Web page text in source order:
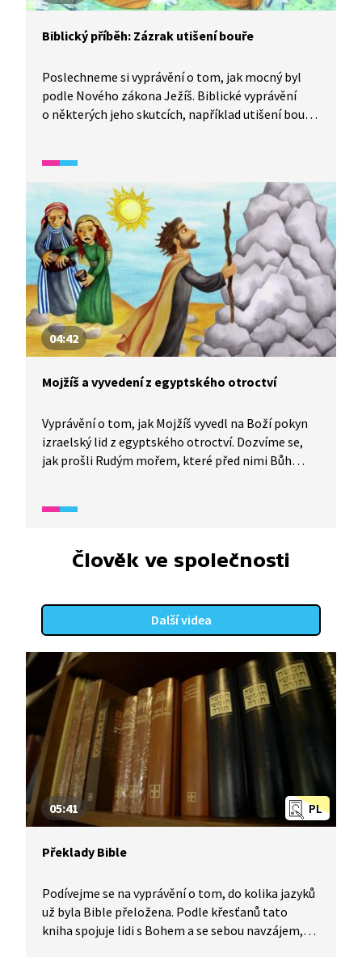
Biblický příběh: Zázrak utišení bouře
Poslechneme si vyprávění o tom, jak mocný byl
podle Nového zákona Ježíš. Biblické vyprávění
o některých jeho skutcích, například utišení bouře,
04:42
Mojžíš a vyvedení z egyptského otroctví
Vyprávění o tom, jak Mojžíš vyvedl na Boží pokyn
izraelský lid z egyptského otroctví. Dozvíme se,
jak prošli Rudým mořem, které před nimi Bůh
dozvíme.
Člověk ve společnosti
Další videa
PL
05:41
Překlady Bible
Podívejme se na vyprávění o tom, do kolika jazyků
už byla Bible přeložena. Podle křesťanů tato
kniha spojuje lidi s Bohem a se sebou navzájem,